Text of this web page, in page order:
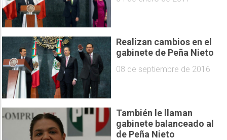
Realizan cambios en el
gabinete de Peña Nieto
08 de septiembre de 2016
También le llaman
gabinete balanceado al
de Peña Nieto